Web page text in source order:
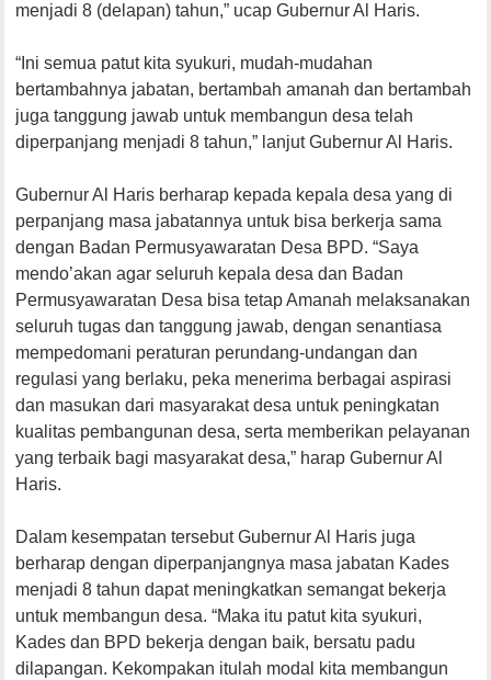
menjadi 8 (delapan) tahun,” ucap Gubernur Al Haris.
“Ini semua patut kita syukuri, mudah-mudahan
bertambahnya jabatan, bertambah amanah dan bertambah
juga tanggung jawab untuk membangun desa telah
diperpanjang menjadi 8 tahun,” lanjut Gubernur Al Haris.
Gubernur Al Haris berharap kepada kepala desa yang di
perpanjang masa jabatannya untuk bisa berkerja sama
dengan Badan Permusyawaratan Desa BPD. “Saya
mendo’akan agar seluruh kepala desa dan Badan
Permusyawaratan Desa bisa tetap Amanah melaksanakan
seluruh tugas dan tanggung jawab, dengan senantiasa
mempedomani peraturan perundang-undangan dan
regulasi yang berlaku, peka menerima berbagai aspirasi
dan masukan dari masyarakat desa untuk peningkatan
kualitas pembangunan desa, serta memberikan pelayanan
yang terbaik bagi masyarakat desa,” harap Gubernur Al
Haris.
Dalam kesempatan tersebut Gubernur Al Haris juga
berharap dengan diperpanjangnya masa jabatan Kades
menjadi 8 tahun dapat meningkatkan semangat bekerja
untuk membangun desa. “Maka itu patut kita syukuri,
Kades dan BPD bekerja dengan baik, bersatu padu
dilapangan. Kekompakan itulah modal kita membangun